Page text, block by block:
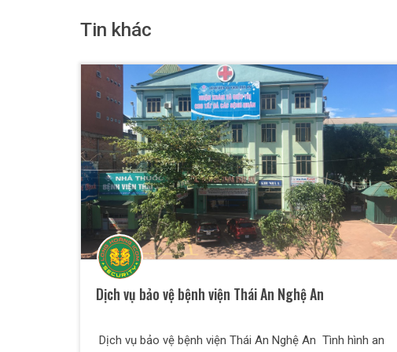
Tin khác
Dịch vụ bảo vệ bệnh viện Thái An Nghệ An
Dịch vụ bảo vệ bệnh viện Thái An Nghệ An Tình hình an